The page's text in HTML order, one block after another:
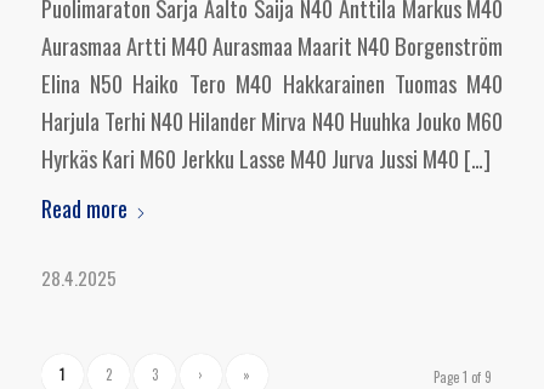
Puolimaraton Sarja Aalto Saija N40 Anttila Markus M40
Aurasmaa Artti M40 Aurasmaa Maarit N40 Borgenström
Elina N50 Haiko Tero M40 Hakkarainen Tuomas M40
Harjula Terhi N40 Hilander Mirva N40 Huuhka Jouko M60
Hyrkäs Kari M60 Jerkku Lasse M40 Jurva Jussi M40 […]
Read more
28.4.2025
Page 1 of 9
1 2 3 › »